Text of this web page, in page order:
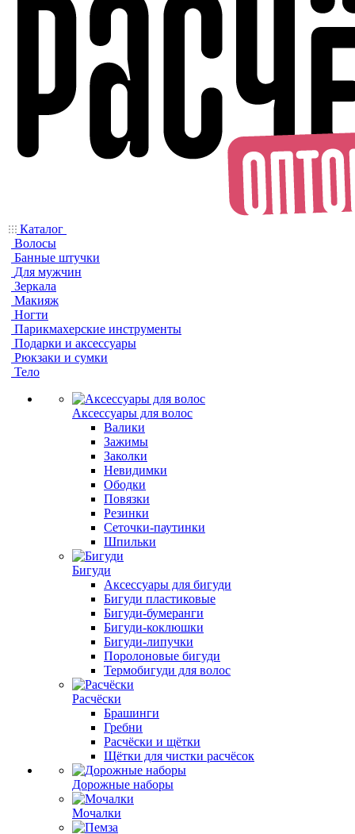
Каталог
Волосы
Банные штучки
Для мужчин
Зеркала
Макияж
Ногти
Парикмахерские инструменты
Подарки и аксессуары
Рюкзаки и сумки
Тело
Аксессуары для волос
Валики
Зажимы
Заколки
Невидимки
Ободки
Повязки
Резинки
Сеточки-паутинки
Шпильки
Бигуди
Аксессуары для бигуди
Бигуди пластиковые
Бигуди-бумеранги
Бигуди-коклюшки
Бигуди-липучки
Поролоновые бигуди
Термобигуди для волос
Расчёски
Брашинги
Гребни
Расчёски и щётки
Щётки для чистки расчёсок
Дорожные наборы
Мочалки